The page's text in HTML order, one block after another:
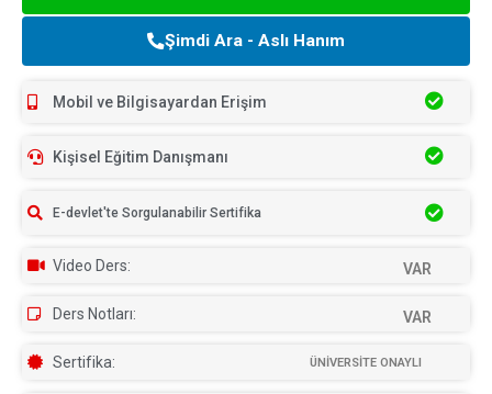
Şimdi Ara - Aslı Hanım
Mobil ve Bilgisayardan Erişim
Kişisel Eğitim Danışmanı
E-devlet'te Sorgulanabilir Sertifika
Video Ders: VAR
Ders Notları: VAR
Sertifika: ÜNİVERSİTE ONAYLI